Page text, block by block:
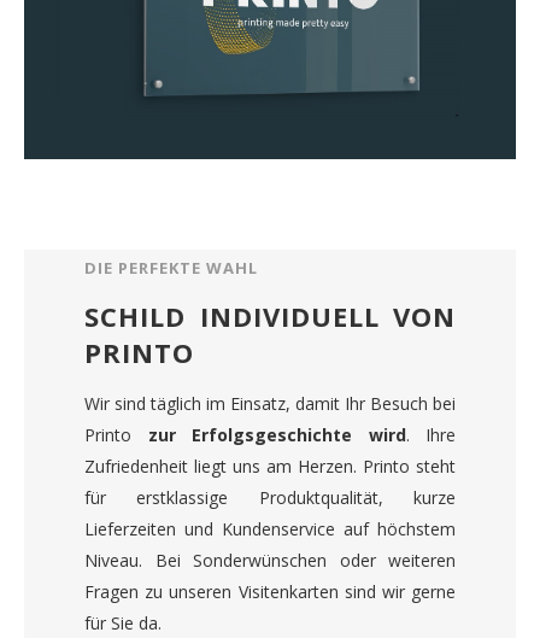
DIE PERFEKTE WAHL
SCHILD INDIVIDUELL VON
PRINTO
Wir sind täglich im Einsatz, damit Ihr Besuch bei
Printo zur Erfolgsgeschichte wird. Ihre
Zufriedenheit liegt uns am Herzen. Printo steht
für erstklassige Produktqualität, kurze
Lieferzeiten und Kundenservice auf höchstem
Niveau. Bei Sonderwünschen oder weiteren
Fragen zu unseren Visitenkarten sind wir gerne
für Sie da.